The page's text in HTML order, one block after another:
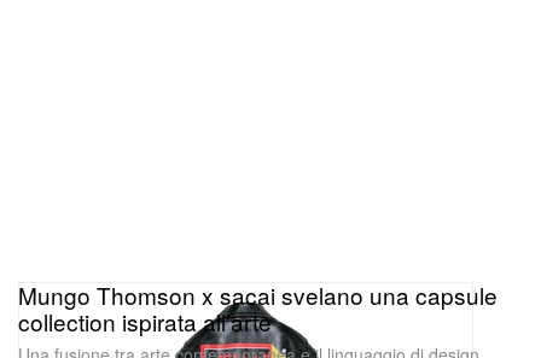
Mungo Thomson x sacai svelano una capsule
collection ispirata all’arte